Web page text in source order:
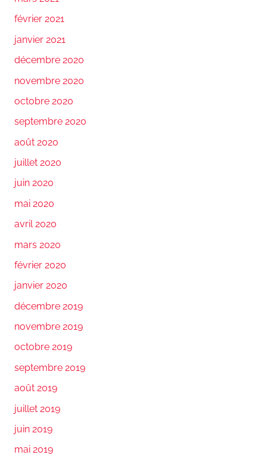
février 2021
janvier 2021
décembre 2020
novembre 2020
octobre 2020
septembre 2020
août 2020
juillet 2020
juin 2020
mai 2020
avril 2020
mars 2020
février 2020
janvier 2020
décembre 2019
novembre 2019
octobre 2019
septembre 2019
août 2019
juillet 2019
juin 2019
mai 2019